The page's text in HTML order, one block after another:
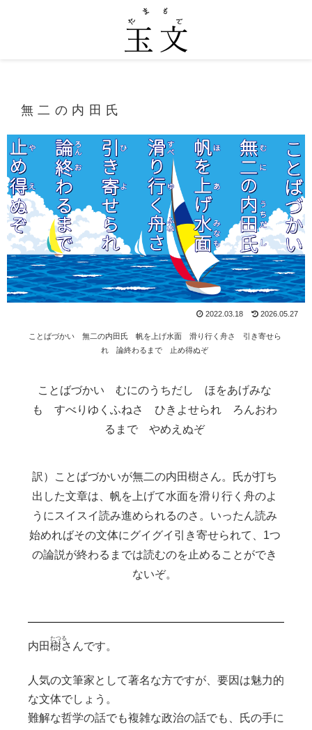
無二の内田氏
2022.03.18 2026.05.27
ことばづかい 無二の内田氏 帆を上げ水面 滑り行く舟さ 引き寄せら
れ 論終わるまで 止め得ぬぞ
ことばづかい むにのうちだし ほをあげみな
も すべりゆくふねさ ひきよせられ ろんおわ
るまで やめえぬぞ
ことばづかいが無二の内田樹さん。氏が打ち
出した文章は、帆を上げて水面を滑り行く舟のよ
うにスイスイ読み進められるのさ。いったん読み
始めればその文体にグイグイ引き寄せられて、1つ
の論説が終わるまでは読むのを止めることができ
ないぞ。
内田樹さんです。
人気の文筆家として著名な方ですが、要因は魅力的
な文体でしょう。
難解な哲学の話でも複雑な政治の話でも、氏の手に